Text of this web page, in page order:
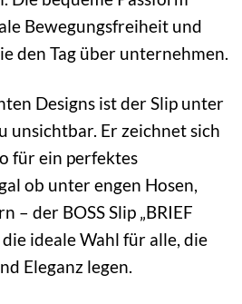
Bewegungsfreiheit und
den Tag über unternehmen.
Designs ist der Slip unter
unsichtbar. Er zeichnet sich
für ein perfektes
ob unter engen Hosen,
– der BOSS Slip „BRIEF
ideale Wahl für alle, die
Eleganz legen.